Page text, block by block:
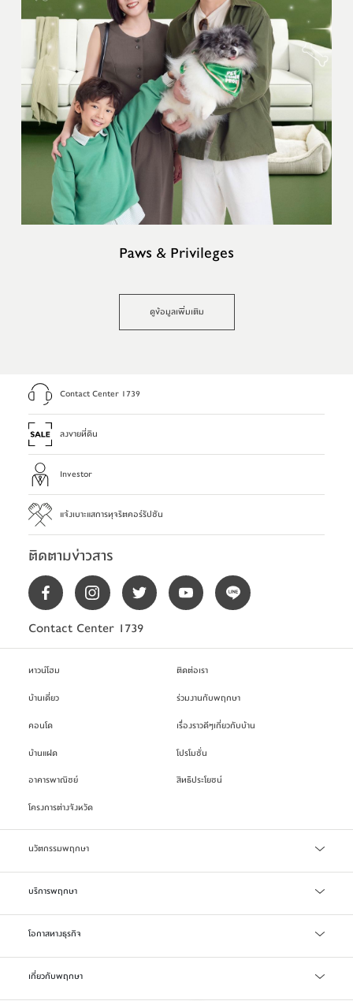
Paws & Privileges
ดูข้อมูลเพิ่มเติม
Contact Center 1739
ลงขายที่ดิน
Investor
แจ้งเบาะแสการทุจริตคอร์รัปชัน
ติดตามข่าวสาร
Contact Center 1739
ทาวน์โฮม
บ้านเดี่ยว
คอนโด
บ้านแฝด
อาคารพาณิชย์
โครงการต่างจังหวัด
ติดต่อเรา
ร่วมงานกับพฤกษา
เรื่องราวดีๆเกี่ยวกับบ้าน
โปรโมชั่น
สิทธิประโยชน์
นวัตกรรมพฤกษา
เทคโนโลยี Precast
บริการพฤกษา
บริการสินเชื่อ
บริการแจ้งซ่อม/แจ้งปัญหา
โอกาสทางธุรกิจ
จัดซื้อจัดจ้าง
ลงทะเบียน Online Broker
เกี่ยวกับพฤกษา